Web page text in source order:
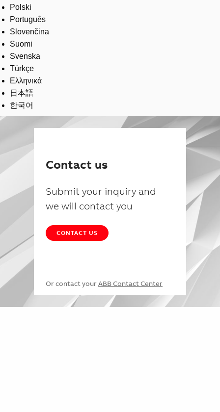
Polski
Português
Slovenčina
Suomi
Svenska
Türkçe
Ελληνικά
日本語
한국어
Contact us
Submit your inquiry and
we will contact you
CONTACT US
Or contact your ABB Contact Center